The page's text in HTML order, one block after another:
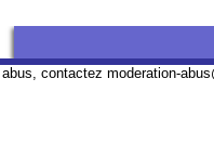
contactez moderation-